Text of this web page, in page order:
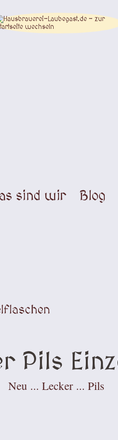
sind wir Blog
Pils
Neu ... Lecker ... Pils